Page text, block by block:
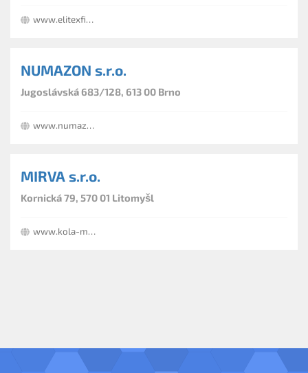
www.elitexfinishing.cz
NUMAZON s.r.o.
Jugoslávská 683/128, 613 00 Brno
www.numazon.cz
MIRVA s.r.o.
Kornická 79, 570 01 Litomyšl
www.kola-mirva.cz